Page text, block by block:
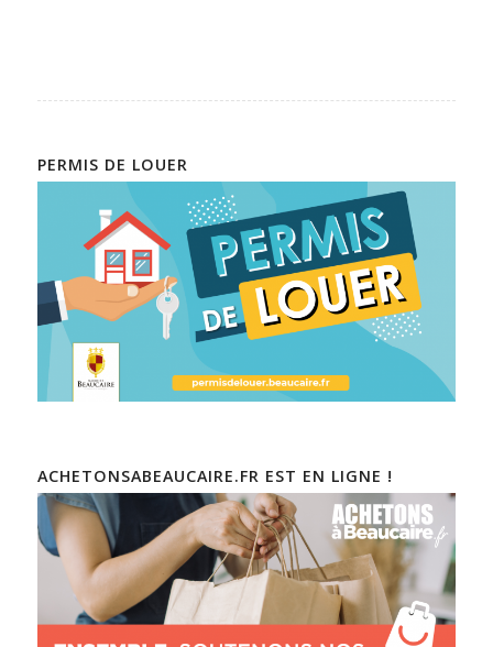
PERMIS DE LOUER
ACHETONSABEAUCAIRE.FR EST EN LIGNE !